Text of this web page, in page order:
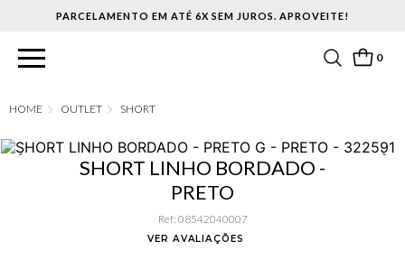
PARCELAMENTO EM ATÉ 6X SEM JUROS. APROVEITE!
0
OUTLET SHORT
SHORT LINHO BORDADO -
PRETO
Ref: 08542040007
VER AVALIAÇÕES